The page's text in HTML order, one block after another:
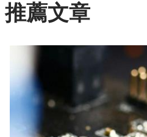
推薦文章